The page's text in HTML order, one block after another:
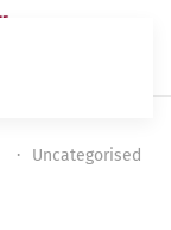
Uncategorised